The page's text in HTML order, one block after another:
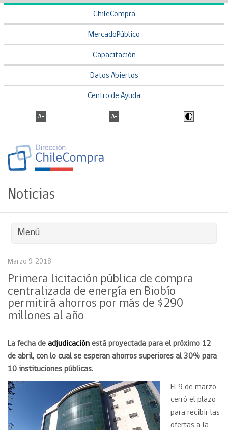
ChileCompra
MercadoPúblico
Capacitación
Datos Abiertos
Centro de Ayuda
Noticias
Menú
Marzo 9, 2018
Primera licitación pública de compra
centralizada de energía en Biobío
permitirá ahorros por más de $290
millones al año
La fecha de adjudicación está proyectada para el próximo 12
de abril, con lo cual se esperan ahorros superiores al 30% para
10 instituciones públicas.
El 9 de marzo
cerró el plazo
para recibir las
ofertas a la